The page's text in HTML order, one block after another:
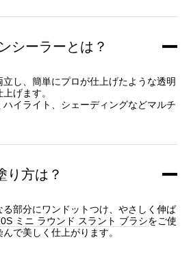
シーラーとは？
立し、簡単にプロが仕上げたような透明
げます。
イライト、シェーディングなどマルチ
り方は？
部分にワンドットつけ、やさしく伸ば
ミニ ラウンド スラント ブラシをご使
で美しく仕上がります。